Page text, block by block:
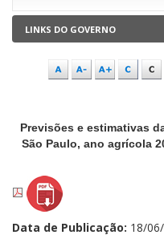
Previsões e estimativas
São Paulo, ano agrícola
Data de Publicação: 18/